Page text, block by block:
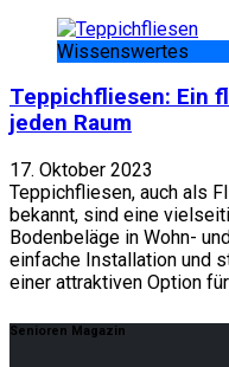
Wissenswertes
Teppichfliesen: Ein
jeden Raum
17. Oktober 2023
Teppichfliesen, auch als
bekannt, sind eine
Bodenbeläge in Wohn-
einfache Installation und
einer attraktiven Option
Senioren Magazin